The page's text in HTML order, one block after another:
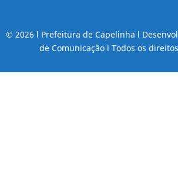
© 2026 l Prefeitura de Capelinha l
de Comunicação l Todos os